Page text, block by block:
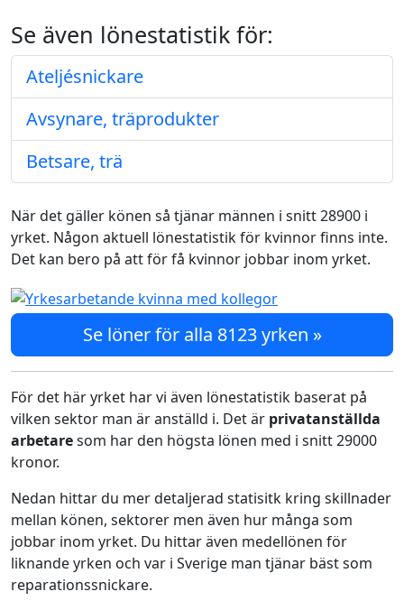
Se även lönestatistik för:
Ateljésnickare
Avsynare, träprodukter
Betsare, trä
När det gäller könen så tjänar männen i snitt 28900 i
yrket. Någon aktuell lönestatistik för kvinnor finns inte.
Det kan bero på att för få kvinnor jobbar inom yrket.
Se löner för alla 8123 yrken »
För det här yrket har vi även lönestatistik baserat på
vilken sektor man är anställd i. Det är privatanställda
arbetaresom har den högsta lönen med i snitt 29000
kronor.
Nedan hittar du mer detaljerad statisitk kring skillnader
mellan könen, sektorer men även hur många som
jobbar inom yrket. Du hittar även medellönen för
liknande yrken och var i Sverige man tjänar bäst som
reparationssnickare.